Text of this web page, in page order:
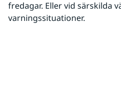
fredagar. Eller vid särskilda
varningssituationer.